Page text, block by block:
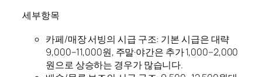
세부항목
카페/매장 서빙의 시급 구조: 기본 시급은 대략
9,000–11,000원, 주말·야간은 추가 1,000–2,000
원으로 상승하는 경우가 많습니다.